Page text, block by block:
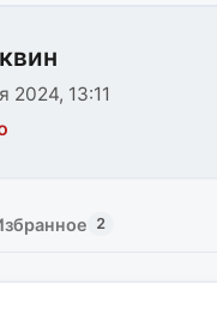
2024, 13:11
2